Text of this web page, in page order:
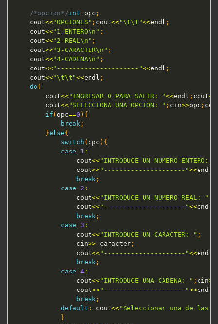
/*opcion*/int opc ;
	cout
<<"OPCIONES" ; cout<<"\t\t"<<endl ;
	cout
<<"1-ENTERO\n" ;
	cout
<<"2-REAL\n" ;
	cout
<<"3-CARACTER\n" ;
	cout
<<"4-CADENA\n" ;
	cout
<<"---------------------"<<endl ;
	cout
<<"\t\t"<<endl ;
do{
		cout
<<"INGRESAR 0 PARA SALIR: "<<endl ; cout<<
		cout
<<"SELECCIONA UNA OPCION: " ; cin>>opc ;
if ( opc==0 ) {
break ;
}else{
switch ( opc ) {
case
1 :
				cout
<<"INTRODUCE UN NUMERO ENTERO: "
				cout
<<"---------------------"<<endl
break ;
case
2 :
				cout
<<"INTRODUCE UN NUMERO REAL: "
				cout
<<"---------------------"<<endl
break ;
case 3 :
				cout
<<"INTRODUCE UN CARACTER: " ;
				cin
>> caracter ;
				cout
<<"---------------------"<<endl
break ;
case 4 :
				cout
<<"INTRODUCE UNA CADENA: " ; cin>>
				cout
<<"---------------------"<<endl
break ;
default : cout<<"Seleccionar una de las
}